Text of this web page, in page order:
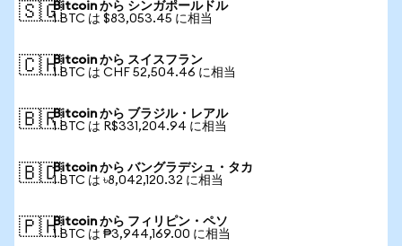
🇸🇬Bitcoin から シンガポールドル
1 BTC は $83,053.45 に相当
🇨🇭Bitcoin から スイスフラン
1 BTC は CHF 52,504.46 に相当
🇧🇷Bitcoin から ブラジル・レアル
1 BTC は R$331,204.94 に相当
🇧🇩Bitcoin から バングラデシュ・タカ
1 BTC は ৳8,042,120.32 に相当
🇵🇭Bitcoin から フィリピン・ペソ
1 BTC は ₱3,944,169.00 に相当